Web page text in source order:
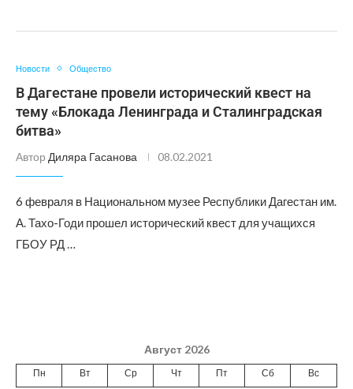
Новости Общество
В Дагестане провели исторический квест на
тему «Блокада Ленинграда и Сталинградская
битва»
Автор Диляра Гасанова 08.02.2021
6 февраля в Национальном музее Республики Дагестан им.
А. Тахо-Годи прошел исторический квест для учащихся
ГБОУ РД …
Август 2026
Пн Вт Ср Чт Пт Сб Вс